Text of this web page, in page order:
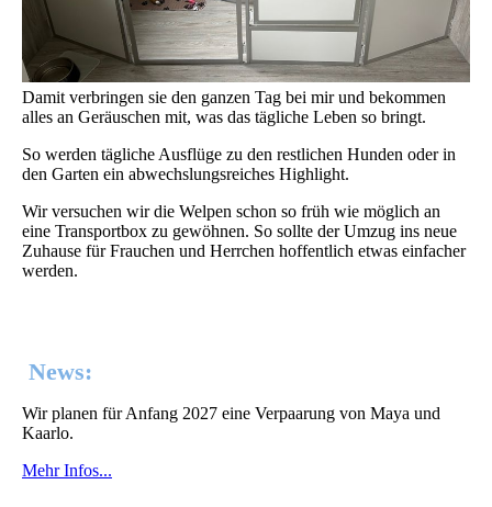
Damit verbringen sie den ganzen Tag bei mir und bekommen
alles an Geräuschen mit, was das tägliche Leben so bringt.
So werden tägliche Ausflüge zu den restlichen Hunden oder in
den Garten ein abwechslungsreiches Highlight.
Wir versuchen wir die Welpen schon so früh wie möglich an
eine Transportbox zu gewöhnen. So sollte der Umzug ins neue
Zuhause für Frauchen und Herrchen hoffentlich etwas einfacher
werden.
News:
Wir planen für Anfang 2027 eine Verpaarung von Maya und
Kaarlo.
Mehr Infos...